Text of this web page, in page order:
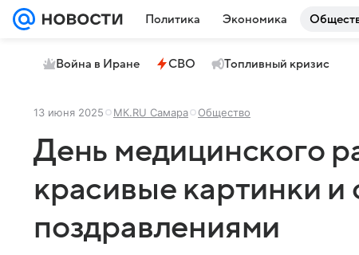
Политика Экономика
Война в Иране СВО Топливный кризис
13 июня 2025 МК.RU Самара Общество
День медицинского
красивые картинки и
поздравлениями